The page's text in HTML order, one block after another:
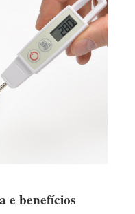
e benefícios